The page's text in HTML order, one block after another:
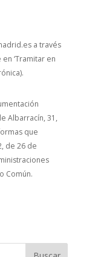
a través
‘Tramitar en
Albarracín, 31,
que
de 26 de
Común.